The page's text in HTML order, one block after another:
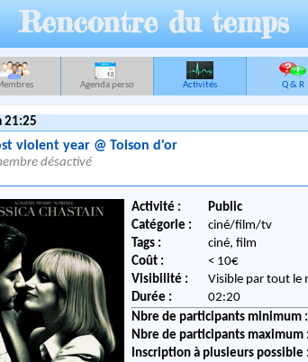
Rencontre du temps
Agenda perso Activités Q & R
21:25
violent year @ Toison d'or
désactivé
Activité :
Public
Catégorie :
ciné/film/tv
Tags :
ciné, film
Coût :
< 10€
Visibilité :
Visible par tout le
Durée :
02:20
Nbre de participants minimum :
Nbre de participants maximum :
Inscription à plusieurs possible :